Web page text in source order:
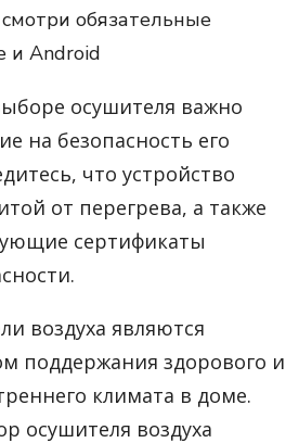
обязательные
и Android
осушителя важно
на безопасность его
что устройство
от перегрева, а также
сертификаты
воздуха являются
поддержания здорового и
климата в доме.
осушителя воздуха